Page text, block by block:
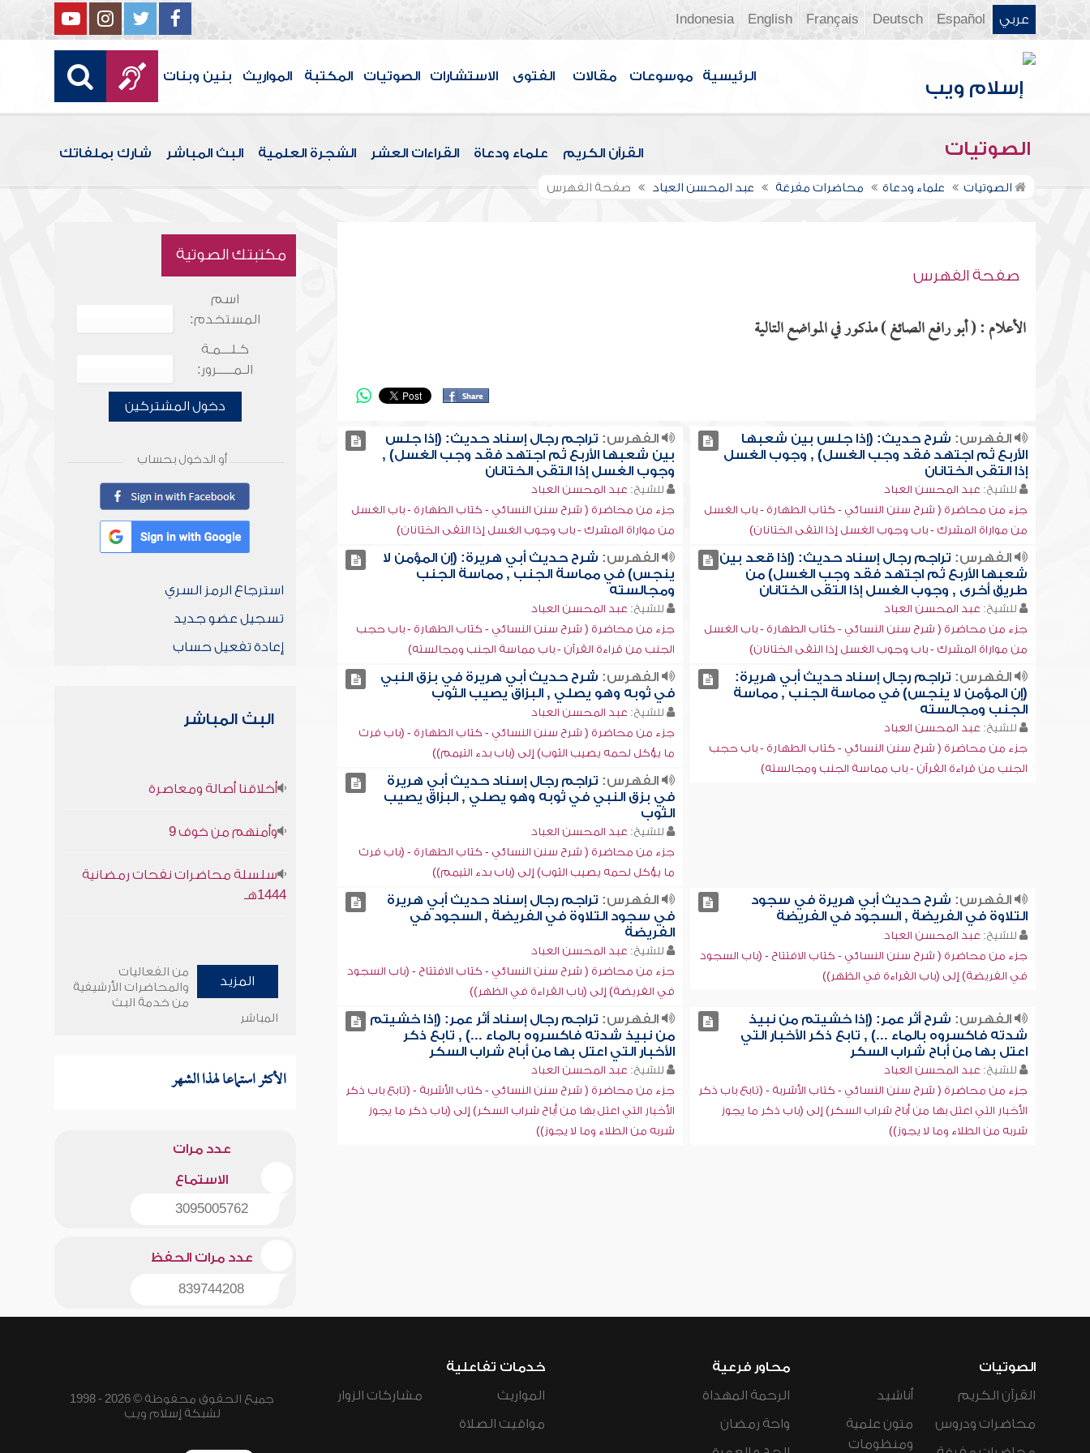
عربي Español
Deutsch
Français
English
Indonesia
الرئيسية موسوعات مقالات الفتوى الاستشارات الصوتيات المكتبة المواريث بنين وبنات
الصوتيات القرآن الكريم علماء ودعاة القراءات العشر الشجرة العلمية البث المباشر شارك بملفاتك
الصوتيات علماء ودعاة محاضرات مفرغة عبد المحسن العباد صفحة الفهرس
صفحة الفهرس
الأعلام : ( أبو رافع الصائغ ) مذكور في المواضع التالية
الفهرس: شرح حديث: (إذا جلس بين شعبها
الأربع ثم اجتهد فقد وجب الغسل) , وجوب الغسل
إذا التقى الختانان
للشيخ: عبد المحسن العباد
جزء من محاضرة ( شرح سنن النسائي - كتاب الطهارة - باب الغسل
من مواراة المشرك - باب وجوب الغسل إذا التقى الختانان)
الفهرس: تراجم رجال إسناد حديث: (إذا جلس
بين شعبها الأربع ثم اجتهد فقد وجب الغسل) ,
وجوب الغسل إذا التقى الختانان
للشيخ: عبد المحسن العباد
جزء من محاضرة ( شرح سنن النسائي - كتاب الطهارة - باب الغسل
من مواراة المشرك - باب وجوب الغسل إذا التقى الختانان)
الفهرس: تراجم رجال إسناد حديث: (إذا قعد بين
شعبها الأربع ثم اجتهد فقد وجب الغسل) من
طريق أخرى , وجوب الغسل إذا التقى الختانان
للشيخ: عبد المحسن العباد
جزء من محاضرة ( شرح سنن النسائي - كتاب الطهارة - باب الغسل
من مواراة المشرك - باب وجوب الغسل إذا التقى الختانان)
الفهرس: شرح حديث أبي هريرة: (إن المؤمن لا
ينجس) في مماسة الجنب , مماسة الجنب
ومجالسته
للشيخ: عبد المحسن العباد
جزء من محاضرة ( شرح سنن النسائي - كتاب الطهارة - باب حجب
الجنب من قراءة القرآن - باب مماسة الجنب ومجالسته)
الفهرس: تراجم رجال إسناد حديث أبي هريرة:
(إن المؤمن لا ينجس) في مماسة الجنب , مماسة
الجنب ومجالسته
للشيخ: عبد المحسن العباد
جزء من محاضرة ( شرح سنن النسائي - كتاب الطهارة - باب حجب
الجنب من قراءة القرآن - باب مماسة الجنب ومجالسته)
الفهرس: شرح حديث أبي هريرة في بزق النبي
في ثوبه وهو يصلي , البزاق يصيب الثوب
للشيخ: عبد المحسن العباد
جزء من محاضرة ( شرح سنن النسائي - كتاب الطهارة - (باب فرث
ما يؤكل لحمه يصيب الثوب) إلى (باب بدء التيمم))
الفهرس: تراجم رجال إسناد حديث أبي هريرة
في بزق النبي في ثوبه وهو يصلي , البزاق يصيب
الثوب
للشيخ: عبد المحسن العباد
جزء من محاضرة ( شرح سنن النسائي - كتاب الطهارة - (باب فرث
ما يؤكل لحمه يصيب الثوب) إلى (باب بدء التيمم))
الفهرس: شرح حديث أبي هريرة في سجود
التلاوة في الفريضة , السجود في الفريضة
للشيخ: عبد المحسن العباد
جزء من محاضرة ( شرح سنن النسائي - كتاب الافتتاح - (باب السجود
في الفريضة) إلى (باب القراءة في الظهر))
الفهرس: تراجم رجال إسناد حديث أبي هريرة
في سجود التلاوة في الفريضة , السجود في
الفريضة
للشيخ: عبد المحسن العباد
جزء من محاضرة ( شرح سنن النسائي - كتاب الافتتاح - (باب السجود
في الفريضة) إلى (باب القراءة في الظهر))
الفهرس: شرح أثر عمر: (إذا خشيتم من نبيذ
شدته فاكسروه بالماء ...) , تابع ذكر الأخبار التي
اعتل بها من أباح شراب السكر
للشيخ: عبد المحسن العباد
جزء من محاضرة ( شرح سنن النسائي - كتاب الأشربة - (تابع باب ذكر
الأخبار التي اعتل بها من أباح شراب السكر) إلى (باب ذكر ما يجوز
شربه من الطلاء وما لا يجوز))
الفهرس: تراجم رجال إسناد أثر عمر: (إذا خشيتم
من نبيذ شدته فاكسروه بالماء ...) , تابع ذكر
الأخبار التي اعتل بها من أباح شراب السكر
للشيخ: عبد المحسن العباد
جزء من محاضرة ( شرح سنن النسائي - كتاب الأشربة - (تابع باب ذكر
الأخبار التي اعتل بها من أباح شراب السكر) إلى (باب ذكر ما يجوز
شربه من الطلاء وما لا يجوز))
مكتبتك الصوتية
اسم
المستخدم:
كـلـــمـة
الـمـــــرور:
دخول المشتركين
أو الدخول بحساب
استرجاع الرمز السري
تسجيل عضو جديد
إعادة تفعيل حساب
البث المباشر
أخلاقنا أصالة ومعاصرة
وأمنهم من خوف 9
سلسلة محاضرات نفحات رمضانية
1444هـ
المزيد
من الفعاليات
والمحاضرات الأرشيفية
من خدمة البث
المباشر
الأكثر استماعا لهذا الشهر
عدد مرات
الاستماع
3095005762
عدد مرات الحفظ
839744208
الصوتيات
القرآن الكريم
محاضرات ودروس
أناشيد
متون علمية
ومنظومات
محاور فرعية
الرحمة المهداة
واحة رمضان
خدمات تفاعلية
المواريث
مواقيت الصلاة
مشاركات الزوار
جميع الحقوق محفوظة © 2026 - 1998
لشبكة إسلام ويب